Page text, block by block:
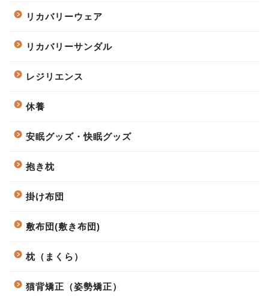
リカバリーウェア
リカバリーサンダル
レジリエンス
休養
安眠グッズ・快眠グッズ
抱き枕
掛け布団
敷布団(敷き布団)
枕（まくら）
猫背矯正（姿勢矯正）